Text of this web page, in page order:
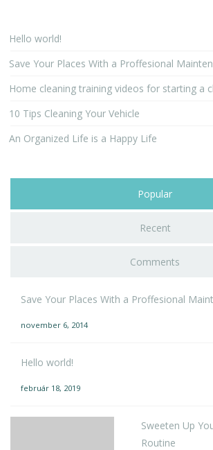
Hello world!
Save Your Places With a Proffesional
Home cleaning training videos for starting a
10 Tips Cleaning Your Vehicle
An Organized Life is a Happy Life
Popular
Recent
Comments
Save Your Places With a Proffesional
november 6, 2014
Hello world!
február 18, 2019
Sweeten Up
Routine